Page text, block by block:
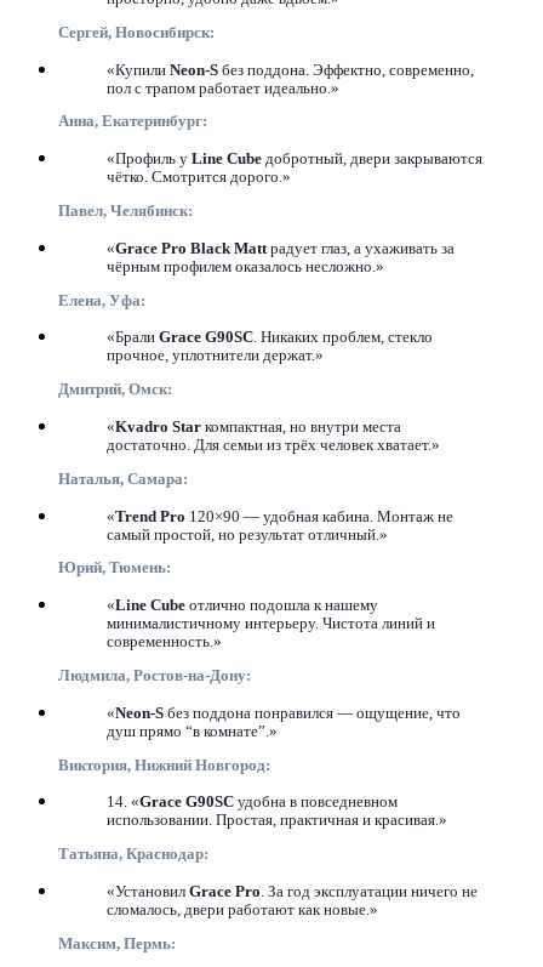
Сергей, Новосибирск:
«Купили Neon-S без поддона. Эффектно, современно,
пол с трапом работает идеально.»
Анна, Екатеринбург:
«Профиль у Line Cube добротный, двери закрываются
чётко. Смотрится дорого.»
Павел, Челябинск:
«Grace Pro Black Mattрадует глаз, а ухаживать за
чёрным профилем оказалось несложно.»
Елена, Уфа:
«Брали Grace G90SC. Никаких проблем, стекло
прочное, уплотнители держат.»
Дмитрий, Омск:
«Kvadro Star компактная, но внутри места
достаточно. Для семьи из трёх человек хватает.»
Наталья, Самара:
«Trend Pro 120×90 — удобная кабина. Монтаж не
самый простой, но результат отличный.»
Юрий, Тюмень:
«Line Cube отлично подошла к нашему
минималистичному интерьеру. Чистота линий и
современность.»
Людмила, Ростов-на-Дону:
«Neon-S без поддона понравился — ощущение, что
душ прямо “в комнате”.»
Виктория, Нижний Новгород:
14. «Grace G90SC удобна в повседневном
использовании. Простая, практичная и красивая.»
Татьяна, Краснодар:
«Установил Grace Pro. За год эксплуатации ничего не
сломалось, двери работают как новые.»
Максим, Пермь: